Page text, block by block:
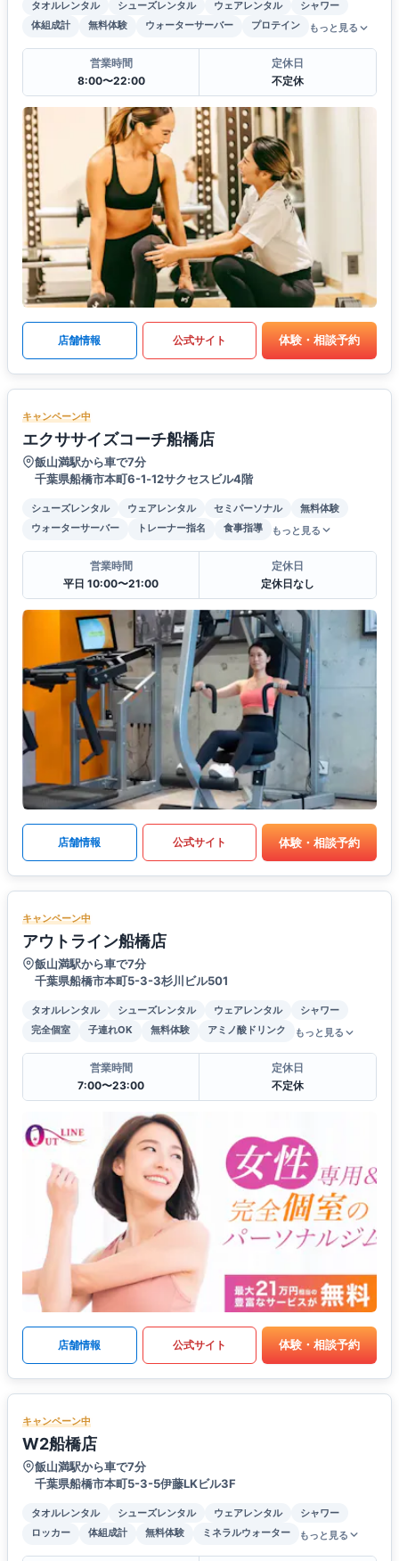
タオルレンタル シューズレンタル ウェアレンタル
シャワー
体組成計
無料体験 ウォーターサーバー プロテイン もっと見る
営業時間
8:00〜22:00
定休日
不定休
店舗情報 公式サイト 体験・相談予約
キャンペーン中
エクササイズコーチ船橋店
飯山満駅から車で7分
千葉県船橋市本町6-1‐12サクセスビル4階
シューズレンタル ウェアレンタル セミパーソナル
無料体験
ウォーターサーバー
トレーナー指名 食事指導 もっと見る
営業時間
平日 10:00〜21:00
定休日
定休日なし
店舗情報 公式サイト 体験・相談予約
キャンペーン中
アウトライン船橋店
飯山満駅から車で7分
千葉県船橋市本町5-3-3杉川ビル501
タオルレンタル シューズレンタル ウェアレンタル
シャワー
完全個室
子連れOK 無料体験 アミノ酸ドリンク もっと見る
営業時間
7:00〜23:00
定休日
不定休
店舗情報 公式サイト 体験・相談予約
キャンペーン中
W2船橋店
飯山満駅から車で7分
千葉県船橋市本町5-3-5伊藤LKビル3F
タオルレンタル シューズレンタル ウェアレンタル
シャワー
ロッカー
体組成計 無料体験 ミネラルウォーター もっと見る